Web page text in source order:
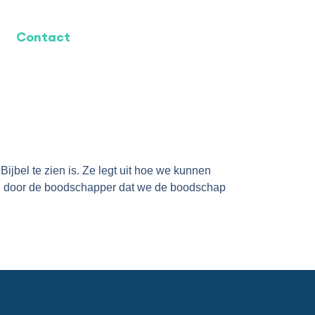
Contact
te zien is. Ze legt uit hoe we kunnen
de boodschapper dat we de boodschap